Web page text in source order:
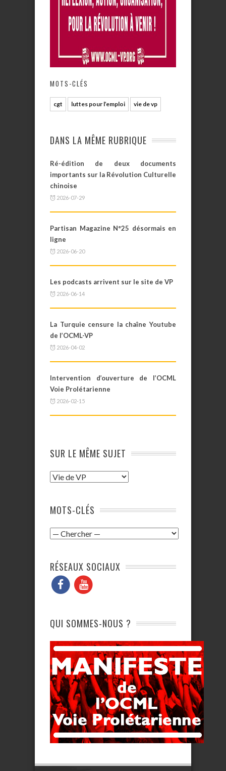
MOTS-CLÉS
cgt luttes pour l’emploi vie de vp
DANS LA MÊME RUBRIQUE
Ré-édition de deux documents
importants sur la Révolution Culturelle
chinoise
2026-07-29
Partisan Magazine N°25 désormais en
ligne
2026-06-20
Les podcasts arrivent sur le site de VP
2026-06-14
La Turquie censure la chaîne Youtube
de l’OCML-VP
2026-04-02
Intervention d’ouverture de l’OCML
Voie Prolétarienne
2026-02-15
SUR LE MÊME SUJET
MOTS-CLÉS
RÉSEAUX SOCIAUX
QUI SOMMES-NOUS ?